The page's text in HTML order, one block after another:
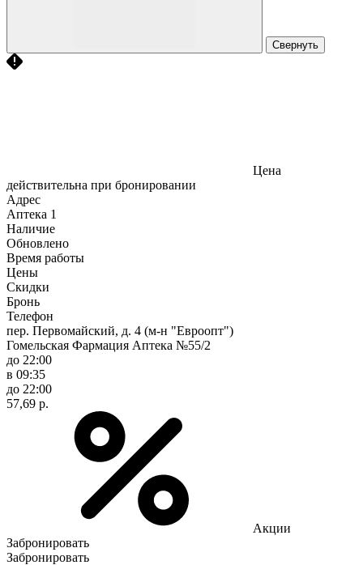
Свернуть
Цена
действительна при бронировании
Адрес
Аптека 1
Наличие
Обновлено
Время работы
Цены
Скидки
Бронь
Телефон
пер. Первомайский, д. 4 (м-н "Евроопт")
Гомельская Фармация Аптека №55/2
до 22:00
в 09:35
до 22:00
57,69 р.
Акции
Забронировать
Забронировать